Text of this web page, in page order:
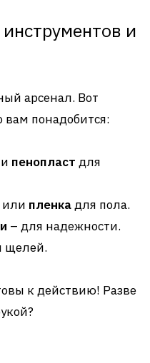
и
арсенал. Вот
вам понадобится:
пенопласт для
или пленкадля пола.
– для надежности.
щелей.
к действию! Разве